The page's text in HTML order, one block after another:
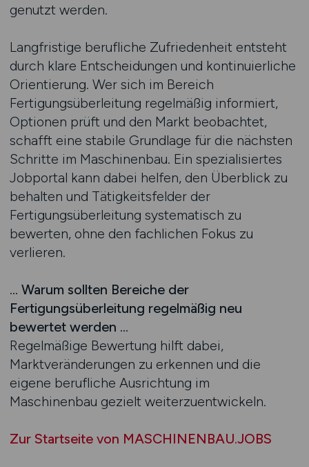
genutzt werden.
Langfristige berufliche Zufriedenheit entsteht
durch klare Entscheidungen und kontinuierliche
Orientierung. Wer sich im Bereich
Fertigungsüberleitung regelmäßig informiert,
Optionen prüft und den Markt beobachtet,
schafft eine stabile Grundlage für die nächsten
Schritte im Maschinenbau. Ein spezialisiertes
Jobportal kann dabei helfen, den Überblick zu
behalten und Tätigkeitsfelder der
Fertigungsüberleitung systematisch zu
bewerten, ohne den fachlichen Fokus zu
verlieren.
… Warum sollten Bereiche der
Fertigungsüberleitung regelmäßig neu
bewertet werden …
Regelmäßige Bewertung hilft dabei,
Marktveränderungen zu erkennen und die
eigene berufliche Ausrichtung im
Maschinenbau gezielt weiterzuentwickeln.
Zur Startseite von MASCHINENBAU.JOBS